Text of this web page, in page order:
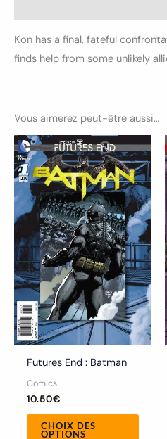
Kon has a final, fateful
finds help from some unlikely
Vous aimerez peut-être aussi…
Futures End : Batman
Comics
10.50€
CHOIX DES
OPTIONS
Ce
a
Les
être
sur